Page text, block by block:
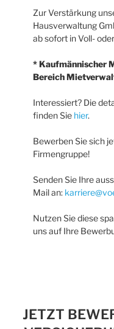
Zur Verstärkung
Hausverwaltung
ab sofort in Voll-
* Kaufmännischer
Bereich
Interessiert? Die
finden Sie hier.
Bewerben Sie sich
Firmengruppe!
Senden Sie Ihre
Mail an:
Nutzen Sie diese
uns auf Ihre
JETZT